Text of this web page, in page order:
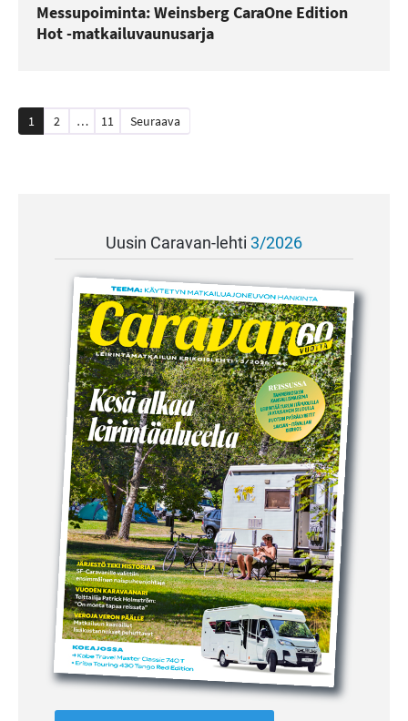
Messupoiminta: Weinsberg CaraOne Edition
Hot -matkailuvaunusarja
Artikkelien
1 2 … 11 Seuraava
Uusin Caravan-lehti 3/2026